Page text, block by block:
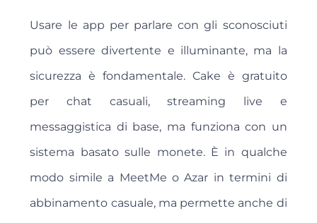
Usare le app per parlare con gli sconosciuti
può essere divertente e illuminante, ma la
sicurezza è fondamentale. Cake è gratuito
per chat casuali, streaming live e
messaggistica di base, ma funziona con un
sistema basato sulle monete. È in qualche
modo simile a MeetMe o Azar in termini di
abbinamento casuale, ma permette anche di